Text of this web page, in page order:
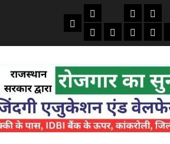
Home
तकनीकी
ऑटो
मोबाइल
क्राइम/
अजबबैंक